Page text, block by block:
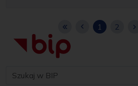
1 2